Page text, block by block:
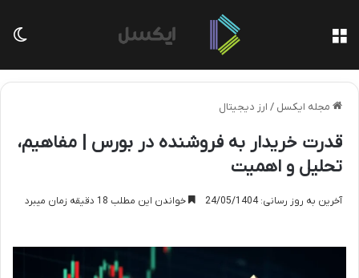
مجله ایکسل / ارز دیجیتال
قدرت خریدار به فروشنده در بورس | مفاهیم،
تحلیل و اهمیت
آخرین به روز رسانی: 24/05/1404 خواندن این مطلب 18 دقیقه زمان میبرد